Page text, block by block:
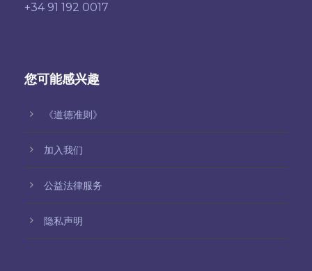
+34 91 192 0017
您可能感兴趣
《道德准则》
加入我们
公益法律服务
隐私声明